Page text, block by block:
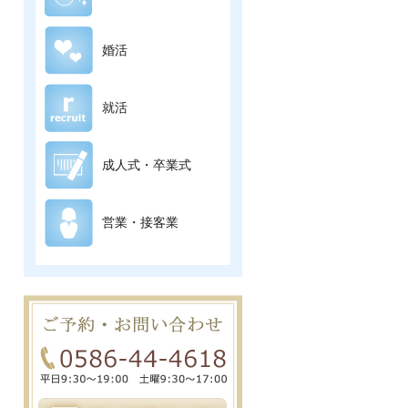
婚活
就活
成人式・卒業式
営業・接客業